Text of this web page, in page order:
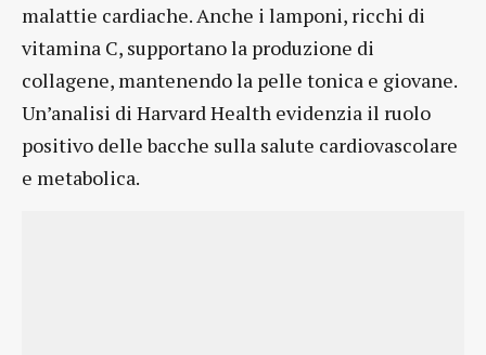
malattie cardiache. Anche i lamponi, ricchi di
vitamina C, supportano la produzione di
collagene, mantenendo la pelle tonica e giovane.
Un’analisi di Harvard Health evidenzia il ruolo
positivo delle bacche sulla salute cardiovascolare
e metabolica.